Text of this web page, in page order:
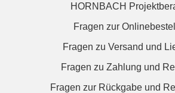
HORNBACH
Fragen zur
Fragen zu Versand und
Fragen zu Zahlung und
Fragen zur Rückgabe und